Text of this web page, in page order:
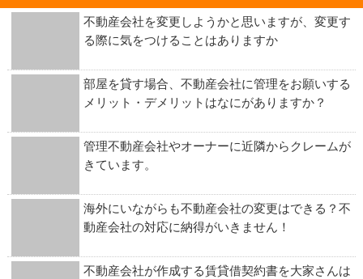
不動産会社を変更しようかと思いますが、変更す
る際に気をつけることはありますか
部屋を貸す場合、不動産会社に管理をお願いする
メリット・デメリットはなにがありますか？
管理不動産会社やオーナーに近隣からクレームが
きています。
海外にいながらも不動産会社の変更はできる？不
動産会社の対応に納得がいきません！
不動産会社が作成する賃貸借契約書を大家さんは